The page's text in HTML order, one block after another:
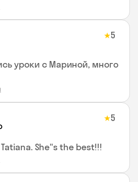
★5
уроки с Мариной, много
★5
She"s the best!!!